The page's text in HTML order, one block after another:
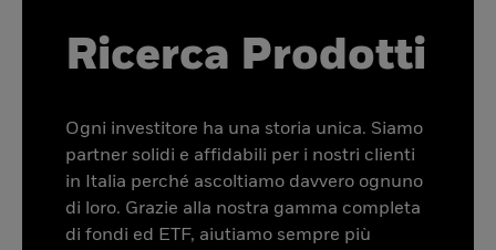
Ricerca Prodotti
Ogni investitore ha una storia unica. Siamo
partner solidi e affidabili per i nostri clienti
in Italia perché ascoltiamo davvero ognuno
di loro. Grazie alla nostra gamma completa
di fondi ed ETF, aiutiamo sempre più